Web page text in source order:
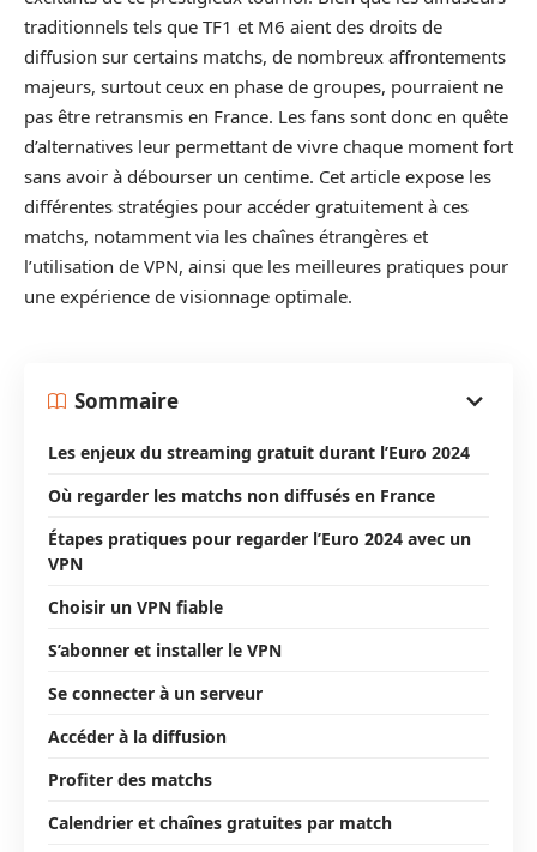
traditionnels tels que TF1 et M6 aient des droits de
diffusion sur certains matchs, de nombreux affrontements
majeurs, surtout ceux en phase de groupes, pourraient ne
pas être retransmis en France. Les fans sont donc en quête
d’alternatives leur permettant de vivre chaque moment fort
sans avoir à débourser un centime. Cet article expose les
différentes stratégies pour accéder gratuitement à ces
matchs, notamment via les chaînes étrangères et
l’utilisation de VPN, ainsi que les meilleures pratiques pour
une expérience de visionnage optimale.
Sommaire
Les enjeux du streaming gratuit durant l’Euro 2024
Où regarder les matchs non diffusés en France
Étapes pratiques pour regarder l’Euro 2024 avec un
VPN
Choisir un VPN fiable
S’abonner et installer le VPN
Se connecter à un serveur
Accéder à la diffusion
Profiter des matchs
Calendrier et chaînes gratuites par match